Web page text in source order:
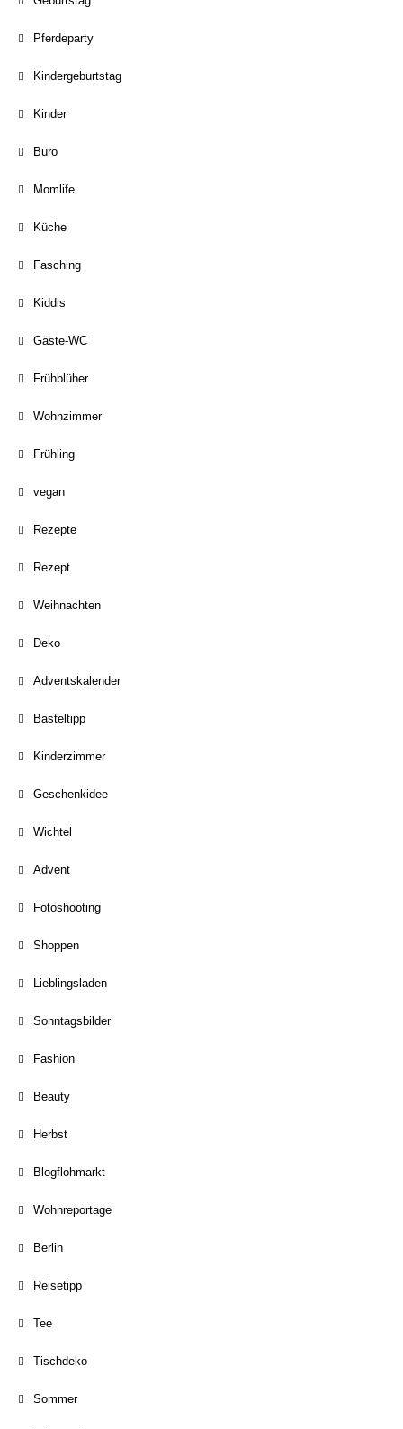
Pferdeparty
Kindergeburtstag
Kinder
Büro
Momlife
Küche
Fasching
Kiddis
Gäste-WC
Frühblüher
Wohnzimmer
Frühling
vegan
Rezepte
Rezept
Weihnachten
Deko
Adventskalender
Basteltipp
Kinderzimmer
Geschenkidee
Wichtel
Advent
Fotoshooting
Shoppen
Lieblingsladen
Sonntagsbilder
Fashion
Beauty
Herbst
Blogflohmarkt
Wohnreportage
Berlin
Reisetipp
Tee
Tischdeko
Sommer